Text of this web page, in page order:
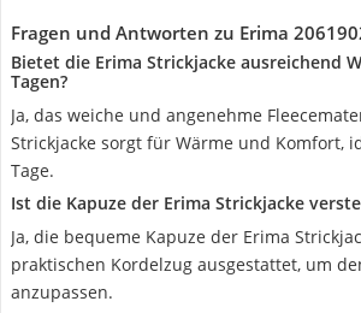
Fragen und Antworten zu Erima
Bietet die Erima Strickjacke ausreichend
Tagen?
Ja, das weiche und angenehme
Strickjacke sorgt für Wärme und Komfort,
Tage.
Ist die Kapuze der Erima Strickjacke
Ja, die bequeme Kapuze der Erima
praktischen Kordelzug ausgestattet, um
anzupassen.